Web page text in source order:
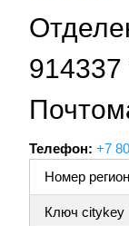
914337
Телефон: +7
Номер
Ключ citykey